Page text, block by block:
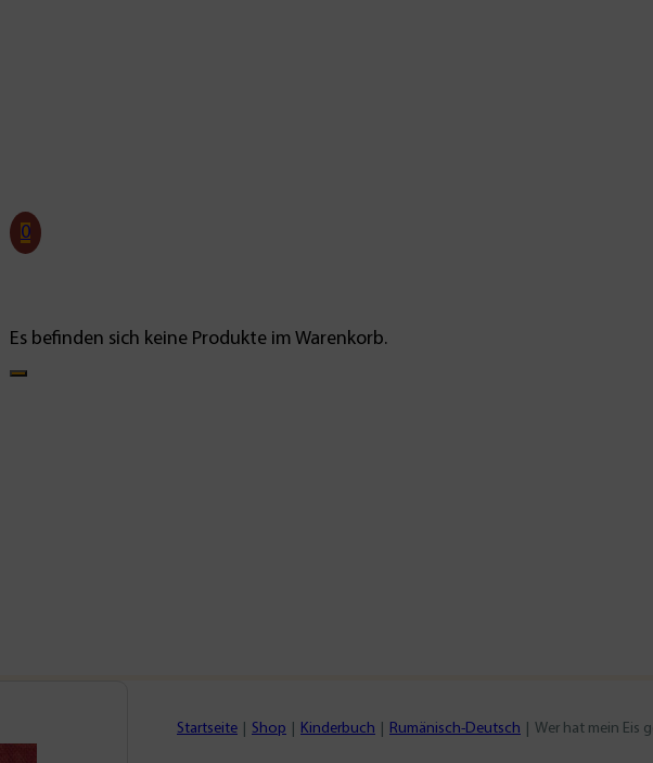
0
Es befinden sich keine Produkte im Warenkorb.
Startseite Shop Kinderbuch Rumänisch-Deutsch Wer hat mein Eis